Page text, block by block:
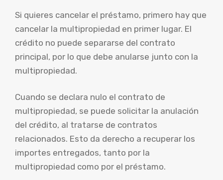
Si quieres cancelar el préstamo, primero hay que
cancelar la multipropiedad en primer lugar. El
crédito no puede separarse del contrato
principal, por lo que debe anularse junto con la
multipropiedad.
Cuando se declara nulo el contrato de
multipropiedad, se puede solicitar la anulación
del crédito, al tratarse de contratos
relacionados. Esto da derecho a recuperar los
importes entregados, tanto por la
multipropiedad como por el préstamo.